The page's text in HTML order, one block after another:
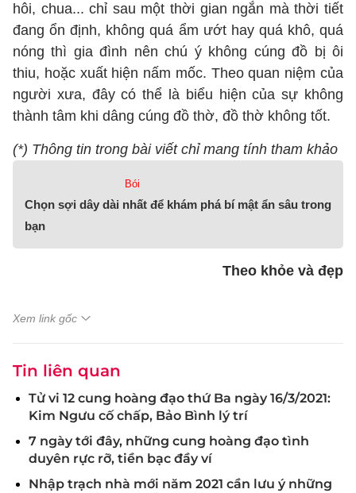
hôi, chua... chỉ sau một thời gian ngắn mà thời tiết
đang ổn định, không quá ẩm ướt hay quá khô, quá
nóng thì gia đình nên chú ý không cúng đồ bị ôi
thiu, hoặc xuất hiện nấm mốc. Theo quan niệm của
người xưa, đây có thể là biểu hiện của sự không
thành tâm khi dâng cúng đồ thờ, đồ thờ không tốt.
(*) Thông tin trong bài viết chỉ mang tính tham khảo
Bói
Chọn sợi dây dài nhất để khám phá bí mật ẩn sâu trong
bạn
Theo khỏe và đẹp
Xem link gốc
Tin liên quan
Tử vi 12 cung hoàng đạo thứ Ba ngày 16/3/2021:
Kim Ngưu cố chấp, Bảo Bình lý trí
7 ngày tới đây, những cung hoàng đạo tình
duyên rực rỡ, tiền bạc đầy ví
Nhập trạch nhà mới năm 2021 cần lưu ý những